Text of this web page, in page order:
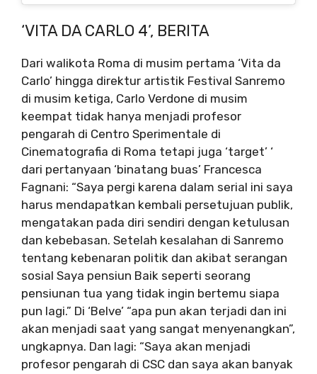
‘VITA DA CARLO 4’, BERITA
Dari walikota Roma di musim pertama ‘Vita da
Carlo’ hingga direktur artistik Festival Sanremo
di musim ketiga, Carlo Verdone di musim
keempat tidak hanya menjadi profesor
pengarah di Centro Sperimentale di
Cinematografia di Roma tetapi juga ‘target’ ‘
dari pertanyaan ‘binatang buas’ Francesca
Fagnani: “Saya pergi karena dalam serial ini saya
harus mendapatkan kembali persetujuan publik,
mengatakan pada diri sendiri dengan ketulusan
dan kebebasan. Setelah kesalahan di Sanremo
tentang kebenaran politik dan akibat serangan
sosial Saya pensiun Baik seperti seorang
pensiunan tua yang tidak ingin bertemu siapa
pun lagi.” Di ‘Belve’ “apa pun akan terjadi dan ini
akan menjadi saat yang sangat menyenangkan”,
ungkapnya. Dan lagi: “Saya akan menjadi
profesor pengarah di CSC dan saya akan banyak